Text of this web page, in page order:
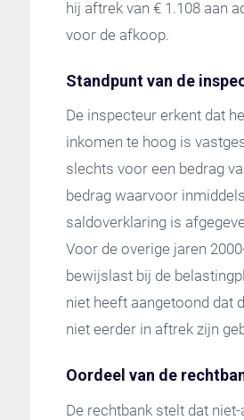
hij aftrek van € 1.108 aan
voor de afkoop.
Standpunt van de
De inspecteur erkent dat
inkomen te hoog is
slechts voor een bedrag
bedrag waarvoor
saldoverklaring is
Voor de overige jaren
bewijslast bij de
niet heeft aangetoond dat
niet eerder in aftrek zijn
Oordeel van de
De rechtbank stelt dat